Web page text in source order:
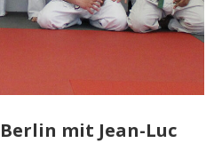
mit Jean-Luc